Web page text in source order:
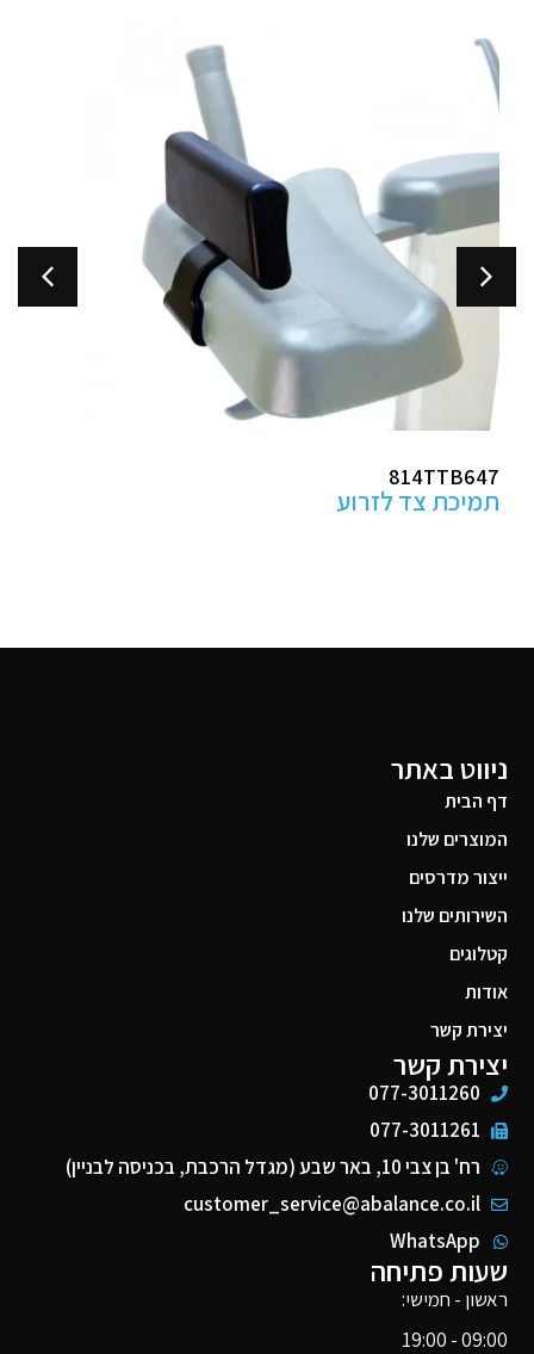
ABHP100
מגני עקב למניעת פצעי לחץ
ניווט באתר
דף הבית
המוצרים שלנו
ייצור מדרסים
השירותים שלנו
קטלוגים
אודות
יצירת קשר
יצירת קשר
077-3011260
077-3011261
רח' בן צבי 10, באר שבע (מגדל הרכבת, בכניסה לבניין)
customer_service@abalance.co.il
WhatsApp
שעות פתיחה
ראשון - חמישי:
09:00 - 19:00